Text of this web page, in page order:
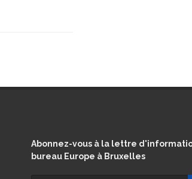
Abonnez-vous à la lettre
bureau Europe à Bruxelles